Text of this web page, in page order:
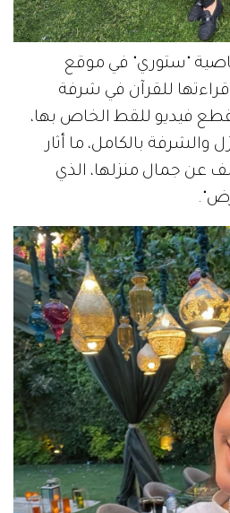
"ستوري" في موقع
قراءتها للقرآن في شرفة
فيديو للقط الخاص بها،
والشرفة بالكامل، ما أثار
عن جمال منزلها، الذي